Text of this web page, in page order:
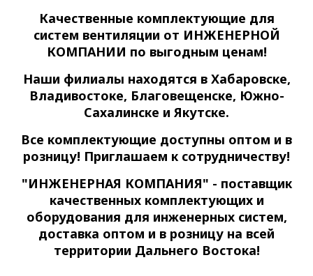
Качественные комплектующие для
систем вентиляции от ИНЖЕНЕРНОЙ
КОМПАНИИ по выгодным ценам!
Наши филиалы находятся в Хабаровске,
Владивостоке, Благовещенске, Южно-
Сахалинске и Якутске.
Все комплектующие доступны оптом и в
розницу! Приглашаем к сотрудничеству!
"ИНЖЕНЕРНАЯ КОМПАНИЯ" - поставщик
качественных комплектующих и
оборудования для инженерных систем,
доставка оптом и в розницу на всей
территории Дальнего Востока!